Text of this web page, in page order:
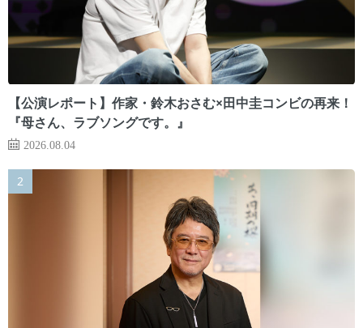
【公演レポート】作家・鈴木おさむ×田中圭コンビの再来！
『母さん、ラブソングです。』
2026.08.04